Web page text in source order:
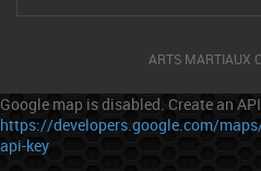
ARTS MARTIAUX
Google map is disabled. Create an
https://developers.google.com/
api-key